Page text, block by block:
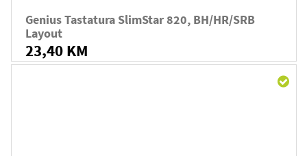
Genius Tastatura SlimStar 820, BH/HR/SRB
Layout
23,40 KM